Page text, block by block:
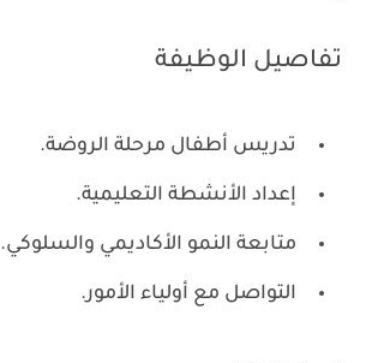
تفاصيل الوظيفة
تدريس أطفال مرحلة الروضة.
إعداد الأنشطة التعليمية.
متابعة النمو الأكاديمي والسلوكي.
التواصل مع أولياء الأمور.